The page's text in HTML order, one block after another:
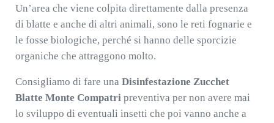
Un’area che viene colpita direttamente dalla presenza
di blatte e anche di altri animali, sono le reti fognarie e
le fosse biologiche, perché si hanno delle sporcizie
organiche che attraggono molto.
Consigliamo di fare una Disinfestazione Zucchet
Blatte Monte Compatripreventiva per non avere mai
lo sviluppo di eventuali insetti che poi vanno anche a